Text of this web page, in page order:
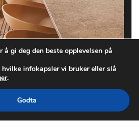
gi deg den beste opplevelsen på
infokapsler vi bruker eller slå
.
Godta